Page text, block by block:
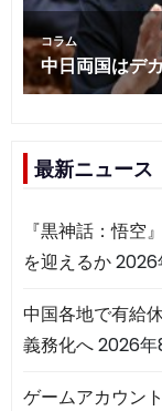
最新ニュース
『黒神話：悟
を迎えるか2026
中国各地で有給
義務化へ2026年
ゲームアカウン